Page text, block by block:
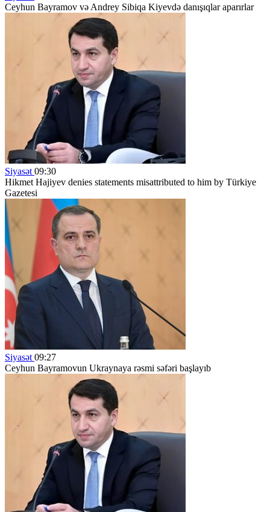
Ceyhun Bayramov və Andrey Sibiqa Kiyevdə danışıqlar aparırlar
Siyasət 09:30
Hikmet Hajiyev denies statements misattributed to him by Türkiye
Gazetesi
Siyasət 09:27
Ceyhun Bayramovun Ukraynaya rəsmi səfəri başlayıb